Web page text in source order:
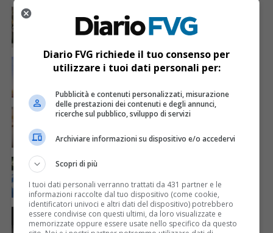
Acqua da usare con cautela nell’Udinese: ecco tutte
le frazioni sotto osservazione
ECONOMIA & LAVORO 1 giorno fa
Bollette più leggere nei condomini, nuovo bando FVG
CRONACA & ATTUALITÀ 6 giorni fa
Mattia Ranghetti muore a 29 anni dopo la
folgorazione alle Ferriere Nord di Osoppo
CRONACA & ATTUALITÀ
Arrivano 142 nuovi poliziotti in Friuli-Venezia Giulia:
61 saranno assegnati a Trieste
CRONACA & ATTUALITÀ 2 giorni fa
Due terremoti in poche ore scuotono la Croazia: la
Diario FVG richiede il tuo consenso per
utilizzare i tuoi dati personali per:
Pubblicità e contenuti personalizzati, misurazione
delle prestazioni dei contenuti e degli annunci,
ricerche sul pubblico, sviluppo di servizi
Archiviare informazioni su dispositivo e/o accedervi
Scopri di più
I tuoi dati personali verranno trattati da 431 partner e le
informazioni raccolte dal tuo dispositivo (come cookie,
identificatori univoci e altri dati del dispositivo) potrebbero
essere condivise con questi ultimi, da loro visualizzate e
memorizzate oppure essere usate nello specifico da questo